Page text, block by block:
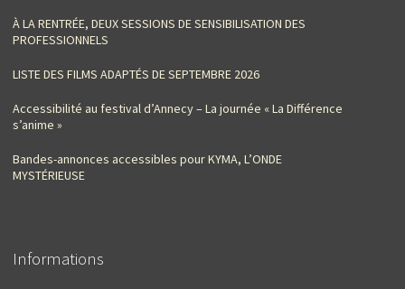
À LA RENTRÉE, DEUX SESSIONS DE SENSIBILISATION DES
PROFESSIONNELS
LISTE DES FILMS ADAPTÉS DE SEPTEMBRE 2026
Accessibilité au festival d’Annecy – La journée « La Différence
s’anime »
Bandes-annonces accessibles pour KYMA, L’ONDE
MYSTÉRIEUSE
Informations